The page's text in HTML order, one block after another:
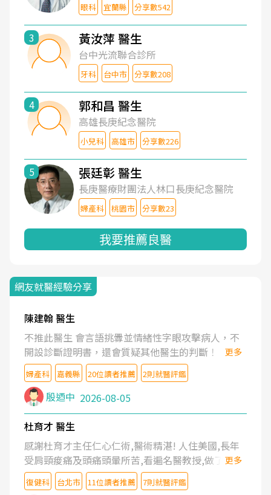
眼科 宜蘭縣 分享數542
3 黃汝萍 醫生
台中光流聯合診所
牙科 台中市 分享數208
4 郭和昌 醫生
高雄長庚紀念醫院
小兒科 高雄市 分享數226
5 張廷彰 醫生
長庚醫療財團法人林口長庚紀念醫院
婦產科 桃園市 分享數23
我要推薦良醫
網友就醫經驗分享
陳建翰 醫生
不推此醫生 會言語挑釁並情緒性字眼攻擊病人，不
開設診斷證明書，還會質疑其他醫生的判斷！
更多
婦產科 嘉義縣 20位讀者推薦 2則就醫評鑑
殷迺中 2026-08-05
杜育才 醫生
感謝杜育才主任仁心仁術,醫術精湛! 人住美國,長年
受肩頸痠痛及頭痛頭暈所苦,看遍名醫教授,做了各種
檢查,也嘗試過西醫打針,中醫針灸及物理徒手治療都
沒有用,後來連吃到嗎啡類止痛藥都效果有限,只是壓
更多
復健科 台北市 11位讀者推薦 7則就醫評鑑